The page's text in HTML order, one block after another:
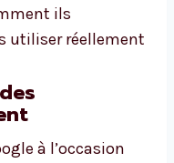
ils
utiliser réellement
à l’occasion